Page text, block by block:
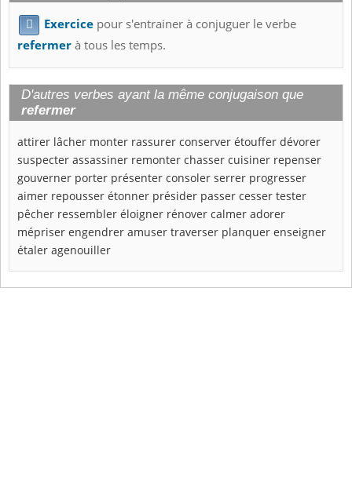
 Exercice pour s'entrainer à conjuguer le verbe
refermerà tous les temps.
D'autres verbes ayant la même conjugaison que
refermer
attirer lâcher monter rassurer conserver étouffer dévorer
suspecter assassiner remonter chasser cuisiner repenser
gouverner porter présenter consoler serrer progresser
aimer repousser étonner présider passer cesser tester
pêcher ressembler éloigner rénover calmer adorer
mépriser engendrer amuser traverser planquer enseigner
étaler agenouiller